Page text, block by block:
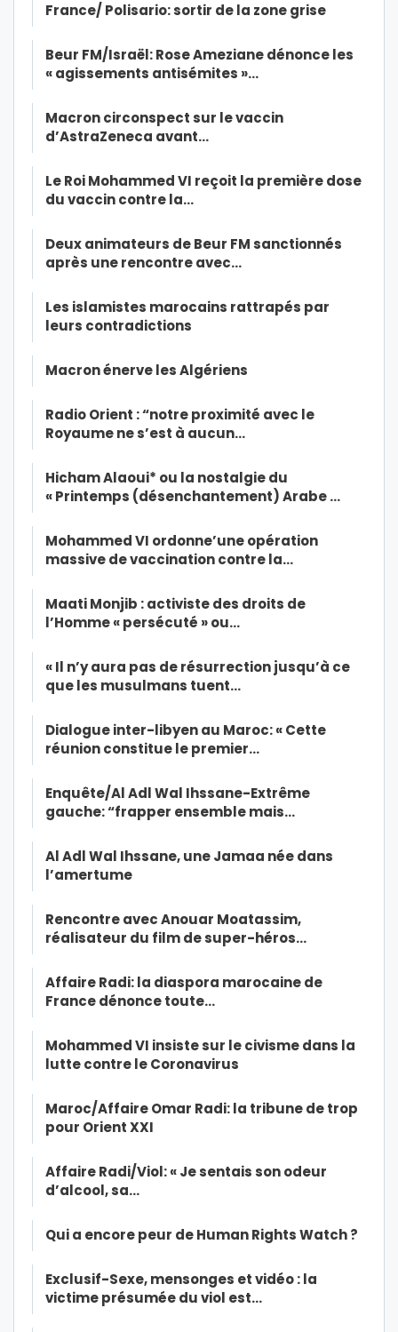
France/ Polisario: sortir de la zone grise
Beur FM/Israël: Rose Ameziane dénonce les
« agissements antisémites »…
Macron circonspect sur le vaccin
d’AstraZeneca avant…
Le Roi Mohammed VI reçoit la première dose
du vaccin contre la…
Deux animateurs de Beur FM sanctionnés
après une rencontre avec…
Les islamistes marocains rattrapés par
leurs contradictions
Macron énerve les Algériens
Radio Orient : “notre proximité avec le
Royaume ne s’est à aucun…
Hicham Alaoui* ou la nostalgie du
« Printemps (désenchantement) Arabe …
Mohammed VI ordonne’une opération
massive de vaccination contre la…
Maati Monjib : activiste des droits de
l’Homme « persécuté » ou…
« Il n’y aura pas de résurrection jusqu’à ce
que les musulmans tuent…
Dialogue inter-libyen au Maroc: « Cette
réunion constitue le premier…
Enquête/Al Adl Wal Ihssane-Extrême
gauche: “frapper ensemble mais…
Al Adl Wal Ihssane, une Jamaa née dans
l’amertume
Rencontre avec Anouar Moatassim,
réalisateur du film de super-héros…
Affaire Radi: la diaspora marocaine de
France dénonce toute…
Mohammed VI insiste sur le civisme dans la
lutte contre le Coronavirus
Maroc/Affaire Omar Radi: la tribune de trop
pour Orient XXI
Affaire Radi/Viol: « Je sentais son odeur
d’alcool, sa…
Qui a encore peur de Human Rights Watch ?
Exclusif-Sexe, mensonges et vidéo : la
victime présumée du viol est…